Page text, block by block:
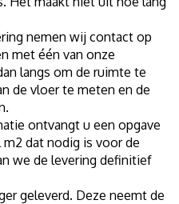
nemen wij contact op
met één van onze
langs om de ruimte te
de vloer te meten en de
ontvangt u een opgave
dat nodig is voor de
we de levering definitief
geleverd. Deze neemt de